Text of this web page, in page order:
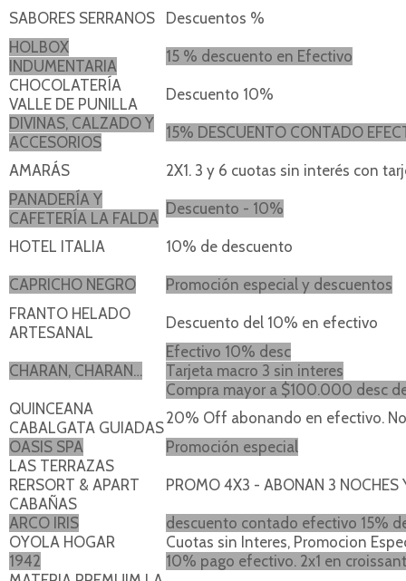
SABORES SERRANOS
Descuentos %
HOLBOX
INDUMENTARIA
15 % descuento en Efectivo
CHOCOLATERÍA
VALLE DE PUNILLA
Descuento 10%
DIVINAS, CALZADO Y
ACCESORIOS
15% DESCUENTO CONTADO
AMARÁS
2X1. 3 y 6 cuotas sin interés con
PANADERÍA Y
CAFETERÍA LA FALDA
Descuento - 10%
HOTEL ITALIA 10% de descuento
CAPRICHO NEGRO
Promoción especial y descuentos
FRANTO HELADO
ARTESANAL
Descuento del 10% en efectivo
CHARAN, CHARAN…
Efectivo 10% desc
Tarjeta macro 3 sin interes
Compra mayor a $100.000 desc
QUINCEANA
CABALGATA GUIADAS
20% Off abonando en efectivo.
OASIS SPA
Promoción especial
LAS TERRAZAS
RERSORT & APART
CABAÑAS
PROMO 4X3 - ABONAN 3 NOCHES
ARCO IRIS
descuento contado efectivo 15%
OYOLA HOGAR
Cuotas sin Interes, Promocion
1942
10% pago efectivo. 2x1 en